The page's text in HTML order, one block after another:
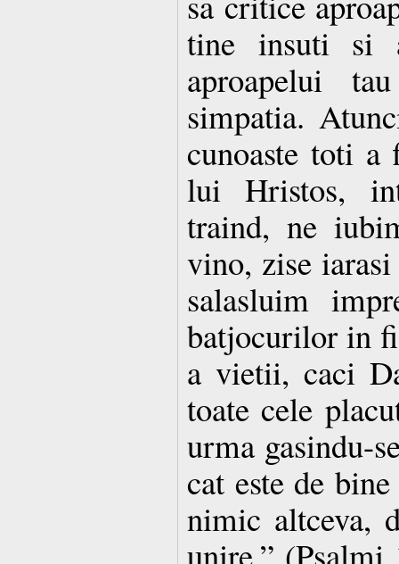
tine insuti si
aproapelui
simpatia.
cunoaste toti a
lui Hristos,
traind, ne
vino, zise
salasluim
batjocurilor in
a vietii, caci
toate cele
urma gasindu-
cat este de
nimic altceva,
unire.” (Psalmi